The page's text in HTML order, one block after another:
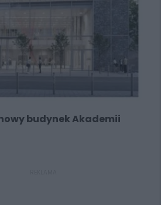
budynek Akademii